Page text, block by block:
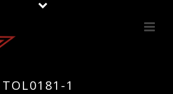
TOL0181-1